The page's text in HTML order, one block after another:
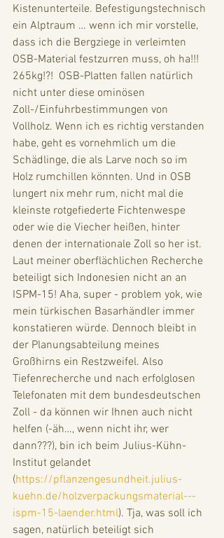
Kistenunterteile. Befestigungstechnisch
ein Alptraum … wenn ich mir vorstelle,
dass ich die Bergziege in verleimten
OSB-Material festzurren muss, oh ha!!!
265kg!?!  OSB-Platten fallen natürlich
nicht unter diese ominösen
Zoll-/Einfuhrbestimmungen von
Vollholz. Wenn ich es richtig verstanden
habe, geht es vornehmlich um die
Schädlinge, die als Larve noch so im
Holz rumchillen könnten. Und in OSB
lungert nix mehr rum, nicht mal die
kleinste rotgefiederte Fichtenwespe
oder wie die Viecher heißen, hinter
denen der internationale Zoll so her ist.
Laut meiner oberflächlichen Recherche
beteiligt sich Indonesien nicht an an
ISPM-15! Aha, super - problem yok, wie
mein türkischen Basarhändler immer
konstatieren würde. Dennoch bleibt in
der Planungsabteilung meines
Großhirns ein Restzweifel. Also
Tiefenrecherche und nach erfolglosen
Telefonaten mit dem bundesdeutschen
Zoll - da können wir Ihnen auch nicht
helfen (-äh…, wenn nicht ihr, wer
dann???), bin ich beim Julius-Kühn-
Institut gelandet
(https://pflanzengesundheit.julius-
kuehn.de/holzverpackungsmaterial---
ispm-15-laender.html). Tja, was soll ich
sagen, natürlich beteiligt sich